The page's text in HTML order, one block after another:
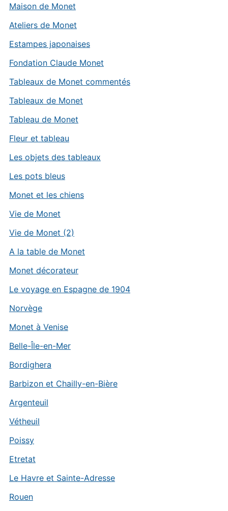
Maison de Monet
Ateliers de Monet
Estampes japonaises
Fondation Claude Monet
Tableaux de Monet commentés
Tableaux de Monet
Tableau de Monet
Fleur et tableau
Les objets des tableaux
Les pots bleus
Monet et les chiens
Vie de Monet
Vie de Monet (2)
A la table de Monet
Monet décorateur
Le voyage en Espagne de 1904
Norvège
Monet à Venise
Belle-Île-en-Mer
Bordighera
Barbizon et Chailly-en-Bière
Argenteuil
Vétheuil
Poissy
Etretat
Le Havre et Sainte-Adresse
Rouen